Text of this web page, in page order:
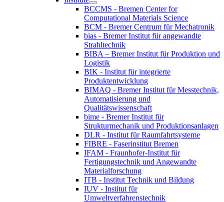
BCCMS - Bremen Center for
Computational Materials Science
BCM - Bremer Centrum für Mechatronik
bias - Bremer Institut für angewandte
Strahltechnik
BIBA – Bremer Institut für Produktion und
Logistik
BIK - Institut für integrierte
Produktentwicklung
BIMAQ - Bremer Institut für Messtechnik,
Automatisierung und
Qualitätswissenschaft
bime - Bremer Institut für
Strukturmechanik und Produktionsanlagen
DLR - Institut für Raumfahrtsysteme
FIBRE - Faserinstitut Bremen
IFAM - Fraunhofer-Institut für
Fertigungstechnik und Angewandte
Materialforschung
ITB - Institut Technik und Bildung
IUV - Institut für
Umweltverfahrenstechnik